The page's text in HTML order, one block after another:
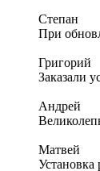
Степан
При
Григорий
Заказали
Андрей
Матвей
Установка